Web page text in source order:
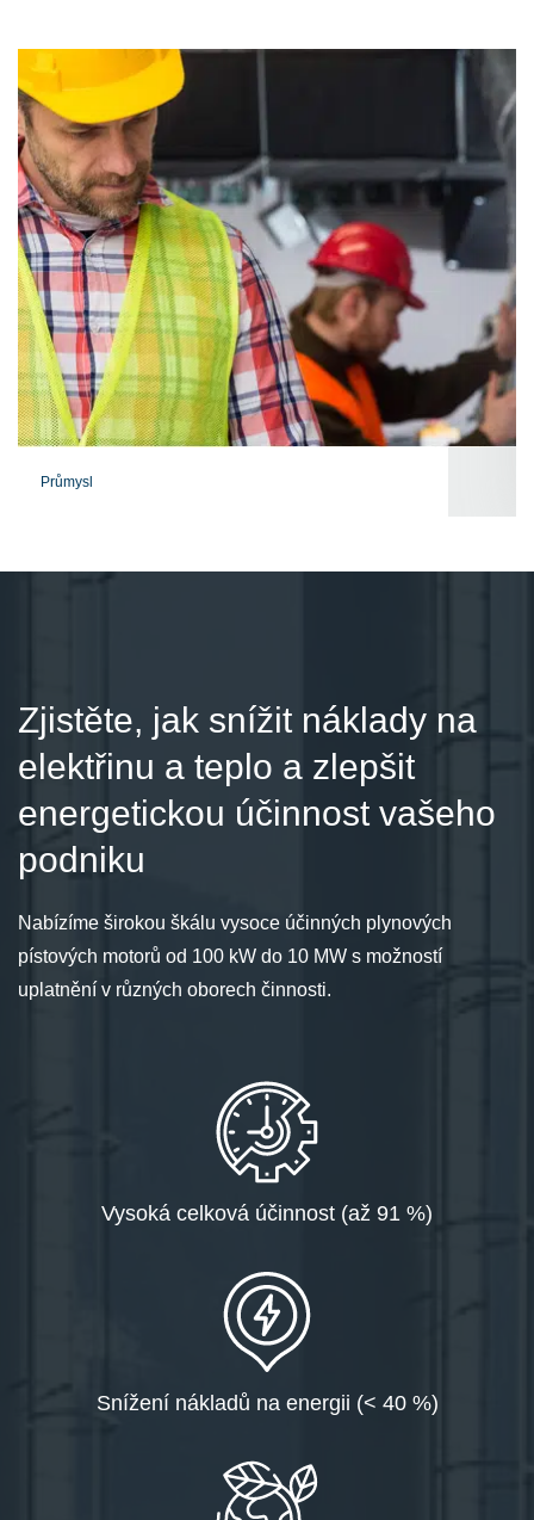
Průmysl
Zjistěte, jak snížit náklady na
elektřinu a teplo a zlepšit
energetickou účinnost vašeho
podniku
Nabízíme širokou škálu vysoce účinných plynových
pístových motorů od 100 kW do 10 MW s možností
uplatnění v různých oborech činnosti.
Vysoká celková účinnost (až 91 %)
Snížení nákladů na energii (< 40 %)